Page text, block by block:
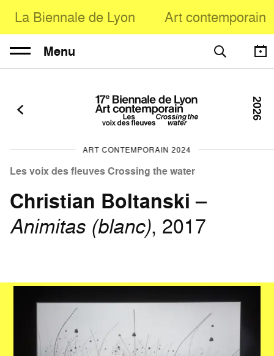
La Biennale de Lyon Art contemporain
Menu
ART CONTEMPORAIN 2024
Les voix des fleuves Crossing the water
Christian Boltanski –
Animitas (blanc), 2017
2026